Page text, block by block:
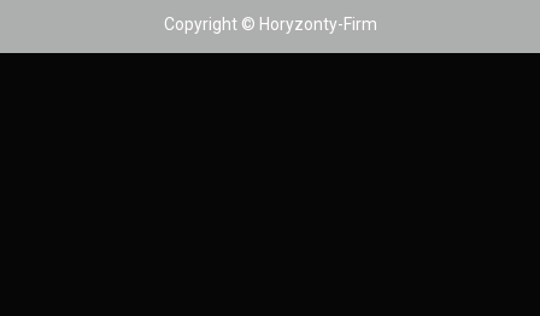
Copyright © Horyzonty-Firm